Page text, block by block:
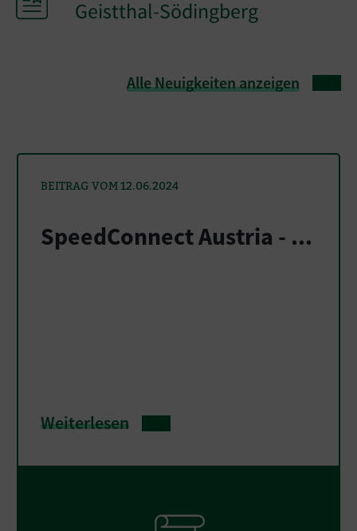
Geistthal-Södingberg
Alle Neuigkeiten anzeigen
BEITRAG VOM 12.06.2024
SpeedConnect Austria - ...
Weiterlesen